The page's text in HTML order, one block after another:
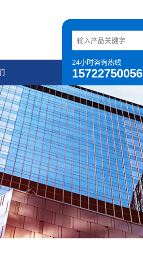
24小时咨询热线
15722750056